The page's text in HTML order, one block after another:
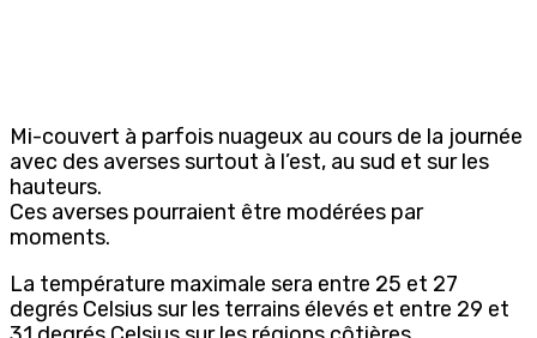
Mi-couvert à parfois nuageux au cours de la journée
avec des averses surtout à l’est, au sud et sur les
hauteurs.
Ces averses pourraient être modérées par
moments.
La température maximale sera entre 25 et 27
degrés Celsius sur les terrains élevés et entre 29 et